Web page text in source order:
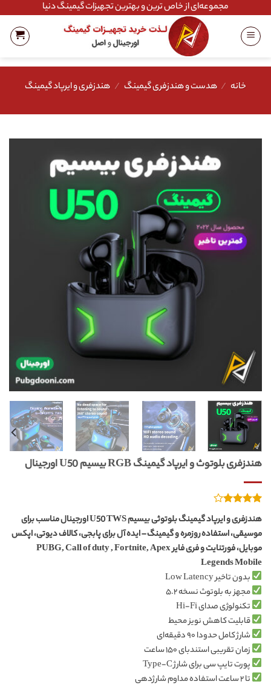
content
مجموعه‌ای از خاص ترین و بهترین تجهیزات گیمینگ دنیا
خانه / هدست و هندزفری گیمینگ / هندزفری و ایرپاد گیمینگ
هندزفری بلوتوث و ایرپاد گیمینگ RGB بیسیم U50 اورجینال
4.00از
5 در
امتیازدهی
مشتری
هندزفری و ایرپاد گیمینگ بلوتوثی بیسیم U50 TWS اورجینال مناسب برای
موسیقی، استفاده روزمره و گیمینگ – ایده آل برای پابجی، کالاف دیوتی، اپکس
موبایل، فورتنایت و فری فایر PUBG, Call of duty , Fortnite, Apex
Legends Mobile
بدون تاخیر Low Latency
مجهز به بلوتوث نسخه ۵.۲
تکنولوژی صدای Hi-Fi
قابلیت کاهش نویز محیط
شارژ کامل حدودا ۹۰ دقیقه‌ای
زمان تقریبی استندبای ۱۵۰ ساعت
پورت تایپ سی برای شارژ Type-C
تا ۲ ساعت استفاده مداوم شارژدهی